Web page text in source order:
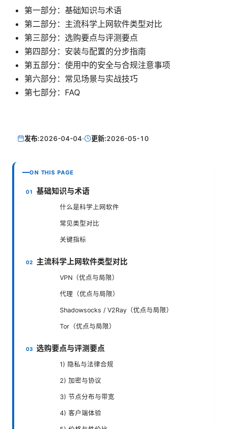
第一部分：基础知识与术语
第二部分：主流科学上网软件类型对比
第三部分：选购要点与评测要点
第四部分：安装与配置的分步指南
第五部分：使用中的安全与合规注意事项
第六部分：常见场景与实战技巧
第七部分：FAQ
发布:2026-04-04· 更新:2026-05-10
ON THIS PAGE
基础知识与术语
什么是科学上网软件
常见类型对比
关键指标
主流科学上网软件类型对比
VPN（优点与局限）
代理（优点与局限）
Shadowsocks / V2Ray（优点与局限）
Tor（优点与局限）
选购要点与评测要点
1) 隐私与法律合规
2) 加密与协议
3) 节点分布与带宽
4) 客户端体验